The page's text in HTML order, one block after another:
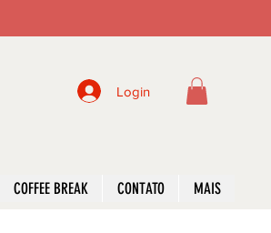
Login
COFFEE BREAK CONTATO MAIS